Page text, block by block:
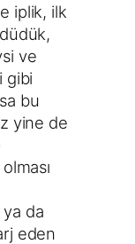
iplik, ilk
ve
gibi
bu
yine de
ya da
eden